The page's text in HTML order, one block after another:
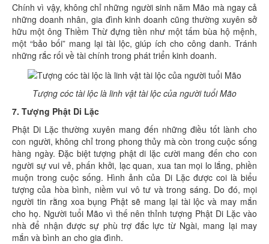
Chính vì vậy, không chỉ những người sinh năm Mão mà ngay cả
những doanh nhân, gia đình kinh doanh cũng thường xuyên sở
hữu một ông Thiềm Thừ đựng tiền như một tấm bùa hộ mệnh,
một “bảo bối” mang lại tài lộc, giúp ích cho công danh. Tránh
những rắc rối về tài chính trong phát triển kinh doanh.
Tượng cóc tài lộc là linh vật tài lộc của người tuổi Mão
7. Tượng Phật Di Lặc
Phật Di Lặc thường xuyên mang đến những điều tốt lành cho
con người, không chỉ trong phong thủy mà còn trong cuộc sống
hàng ngày. Đặc biệt tượng phật di lặc cười mang đến cho con
người sự vui vẻ, phấn khởi, lạc quan, xua tan mọi lo lắng, phiền
muộn trong cuộc sống. Hình ảnh của Di Lặc được coi là biểu
tượng của hòa bình, niềm vui vô tư và trong sáng. Do đó, mọi
người tin rằng xoa bụng Phật sẽ mang lại tài lộc và may mắn
cho họ. Người tuổi Mão vì thế nên thỉnh tượng Phật Di Lặc vào
nhà để nhận được sự phù trợ đắc lực từ Ngài, mang lại may
mắn và bình an cho gia đình.